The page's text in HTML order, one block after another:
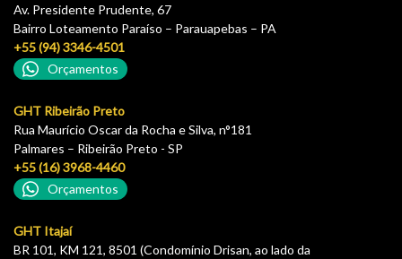
Av. Presidente Prudente, 67
Bairro Loteamento Paraíso – Parauapebas – PA
+55 (94) 3346-4501
Orçamentos
GHT Ribeirão Preto
Rua Maurício Oscar da Rocha e Silva, n°181
Palmares – Ribeirão Preto - SP
+55 (16) 3968-4460
Orçamentos
GHT Itajaí
BR 101, KM 121, 8501 (Condomínio Drisan, ao lado da